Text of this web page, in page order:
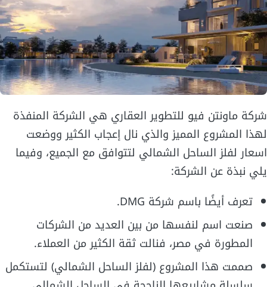
شركة ماونتن فيو للتطوير العقاري هي الشركة المنفذة
لهذا المشروع المميز والذي نال إعجاب الكثير ووضعت
اسعار لفلز الساحل الشمالي لتتوافق مع الجميع، وفيما
يلي نبذة عن الشركة:
تعرف أيضًا باسم شركة DMG.
صنعت اسم لنفسها من بين العديد من الشركات
المطورة في مصر، فنالت ثقة الكثير من العملاء.
صممت هذا المشروع (لفلز الساحل الشمالي) لتستكمل